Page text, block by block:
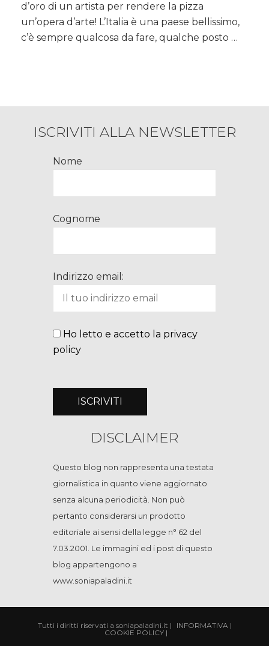
di
pizza
da
Fabio
pluripremiato
d’oro di un artista per rendere la pizza
un’opera d’arte! L’Italia è una paese bellissimo,
c’è sempre qualcosa da fare, qualche posto …
ISCRIVITI ALLA NEWSLETTER
Nome
Cognome
Indirizzo email:
Ho letto e accetto la privacy
policy
DISCLAIMER
Questo blog non rappresenta una testata
giornalistica in quanto viene aggiornato
senza alcuna periodicità. Non può
pertanto considerarsi un prodotto
editoriale ai sensi della legge n° 62 del
7.03.2001. Le immagini ed i post di questo
blog appartengono a
www.soniapaladini.it
Tutti i diritti riservati a soniapaladini.it | INFORMATIVA|
COOKIE POLICY |